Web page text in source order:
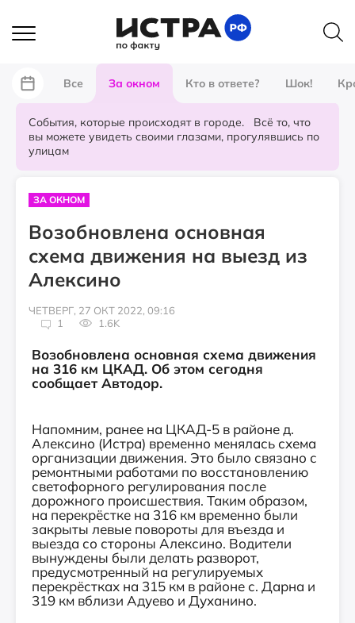
Все За окном Кто в ответе? Шок!
События, которые происходят в городе. Всё то, что
вы можете увидеть своими глазами, прогулявшись по
улицам
ЗА ОКНОМ
Возобновлена основная
схема движения на выезд из
Алексино
ЧЕТВЕРГ, 27 ОКТ 2022, 09:16
1
1.6K
Возобновлена основная схема движения
на 316 км ЦКАД. Об этом сегодня
сообщает Автодор.
Напомним, ранее на ЦКАД-5 в районе д.
Алексино (Истра) временно менялась схема
организации движения. Это было связано с
ремонтными работами по восстановлению
светофорного регулирования после
дорожного происшествия. Таким образом,
на перекрёстке на 316 км временно были
закрыты левые повороты для въезда и
выезда со стороны Алексино. Водители
вынуждены были делать разворот,
предусмотренный на регулируемых
перекрёстках на 315 км в районе с. Дарна и
319 км вблизи Адуево и Духанино.